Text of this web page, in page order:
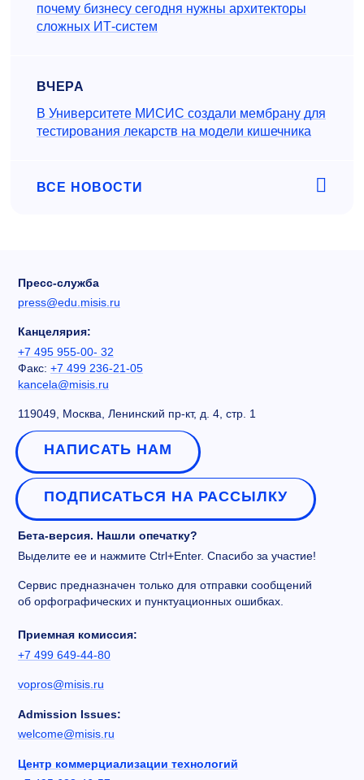
почему бизнесу сегодня нужны архитекторы
сложных ИТ-систем
ВЧЕРА
В Университете МИСИС создали мембрану для
тестирования лекарств на модели кишечника
ВСЕ НОВОСТИ
Пресс-служба
press@edu.misis.ru
Канцелярия:
+7 495 955-00- 32
Факс: +7 499 236-21-05
kancela@misis.ru
119049, Москва, Ленинский пр-кт, д. 4, стр. 1
НАПИСАТЬ НАМ
ПОДПИСАТЬСЯ НА РАССЫЛКУ
Бета-версия. Нашли опечатку?
Выделите ее и нажмите Ctrl+Enter. Спасибо за участие!
Сервис предназначен только для отправки сообщений
об орфографических и пунктуационных ошибках.
Приемная комиссия:
+7 499 649-44-80
vopros@misis.ru
Admission Issues:
welcome@misis.ru
Центр коммерциализации технологий